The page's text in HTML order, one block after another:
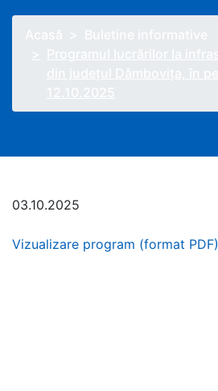
03.10.2025
Vizualizare program (format PDF)